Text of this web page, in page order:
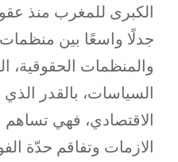
الكبرى للمغرب منذ
جدلًا واسعًا بين
والمنظمات الحقوقية،
السياسات، بالقدر
الاقتصادي، فهي
الازمات وتفاقم حدّة